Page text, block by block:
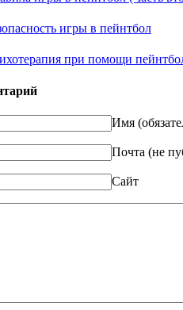
игры в пейнтбол
при помощи
Имя
Почта (не
Сайт